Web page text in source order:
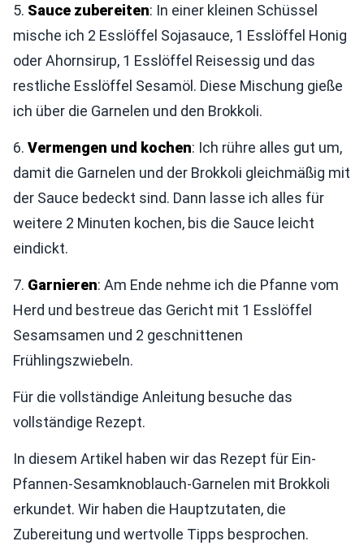
5. Sauce zubereiten: In einer kleinen Schüssel
mische ich 2 Esslöffel Sojasauce, 1 Esslöffel Honig
oder Ahornsirup, 1 Esslöffel Reisessig und das
restliche Esslöffel Sesamöl. Diese Mischung gieße
ich über die Garnelen und den Brokkoli.
6. Vermengen und kochen: Ich rühre alles gut um,
damit die Garnelen und der Brokkoli gleichmäßig mit
der Sauce bedeckt sind. Dann lasse ich alles für
weitere 2 Minuten kochen, bis die Sauce leicht
eindickt.
7. Garnieren: Am Ende nehme ich die Pfanne vom
Herd und bestreue das Gericht mit 1 Esslöffel
Sesamsamen und 2 geschnittenen
Frühlingszwiebeln.
Für die vollständige Anleitung besuche das
vollständige Rezept.
In diesem Artikel haben wir das Rezept für Ein-
Pfannen-Sesamknoblauch-Garnelen mit Brokkoli
erkundet. Wir haben die Hauptzutaten, die
Zubereitung und wertvolle Tipps besprochen.